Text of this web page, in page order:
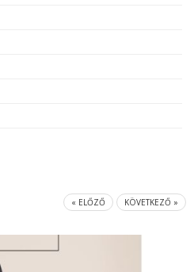
« ELŐZŐ KÖVETKEZŐ »